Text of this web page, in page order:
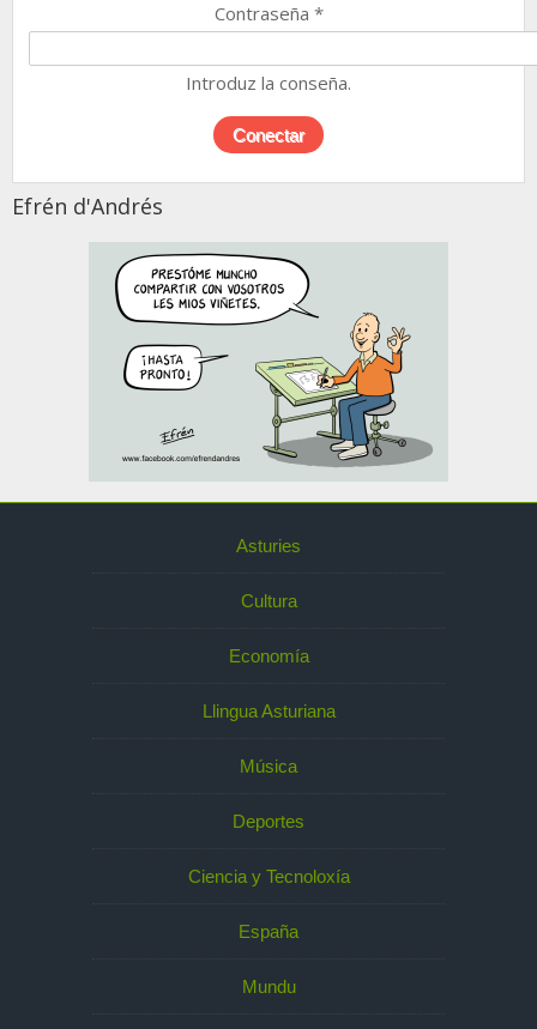
Contraseña *
Introduz la conseña.
Efrén d'Andrés
Asturies
Cultura
Economía
Llingua Asturiana
Música
Deportes
Ciencia y Tecnoloxía
España
Mundu